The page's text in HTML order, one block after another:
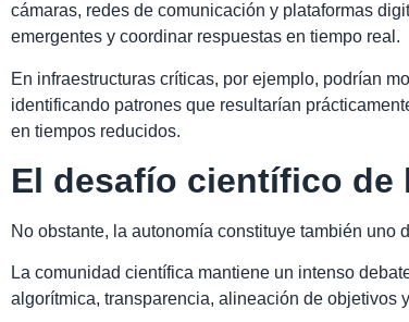
cámaras, redes de comunicación y plataformas
emergentes y coordinar respuestas en tiempo real.
En infraestructuras críticas, por ejemplo, podrían
identificando patrones que resultarían
en tiempos reducidos.
El desafío científico de
No obstante, la autonomía constituye también uno
La comunidad científica mantiene un intenso
algorítmica, transparencia, alineación de objetivos